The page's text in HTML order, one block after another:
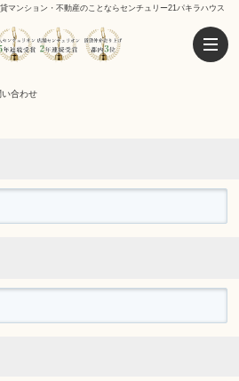
マンション・不動産のことならセンチュリー21パキラハウス
い合わせ